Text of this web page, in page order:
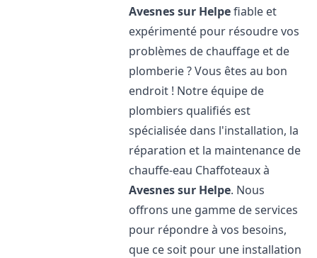
Avesnes sur Helpefiable et
expérimenté pour résoudre vos
problèmes de chauffage et de
plomberie ? Vous êtes au bon
endroit ! Notre équipe de
plombiers qualifiés est
spécialisée dans l'installation, la
réparation et la maintenance de
chauffe-eau Chaffoteaux à
Avesnes sur Helpe. Nous
offrons une gamme de services
pour répondre à vos besoins,
que ce soit pour une installation